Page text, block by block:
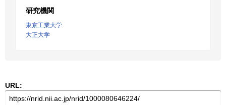
研究機関
東京工業大学
大正大学
URL: